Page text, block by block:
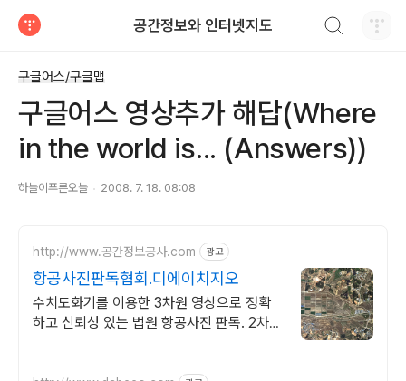
공간정보와 인터넷지도
구글어스/구글맵
구글어스 영상추가 해답(Where
in the world is... (Answers))
하늘이푸른오늘 2008. 7. 18. 08:08
http://www.공간정보공사.com 광고
항공사진판독협회.디에이치지오
수치도화기를 이용한 3차원 영상으로 정확
하고 신뢰성 있는 법원 항공사진 판독. 2차원